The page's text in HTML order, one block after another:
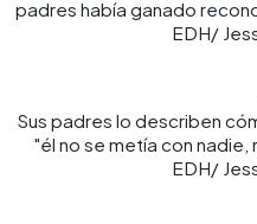
padres había ganado
EDH/
Sus padres lo describen
"él no se metía con
EDH/